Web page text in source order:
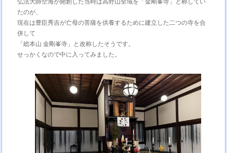
弘法大師空海が開創した当時は高野山全域を「金剛峯寺」と称してい
たのが、
現在は豊臣秀吉が亡母の菩薩を供養するために建立した二つの寺を合
併して
「総本山 金剛峯寺」と改称したそうです。
せっかくなので中に入ってみました。